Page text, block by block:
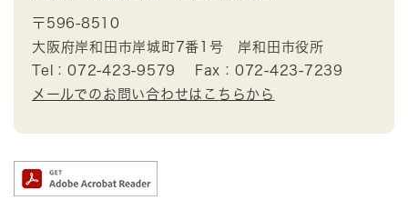
〒596-8510
大阪府岸和田市岸城町7番1号 岸和田市役所
Tel：072-423-9579
Fax：072-423-7239
メールでのお問い合わせはこちらから